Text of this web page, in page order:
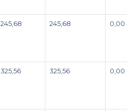
245,68 245,68 0,00
325,56 325,56 0,00